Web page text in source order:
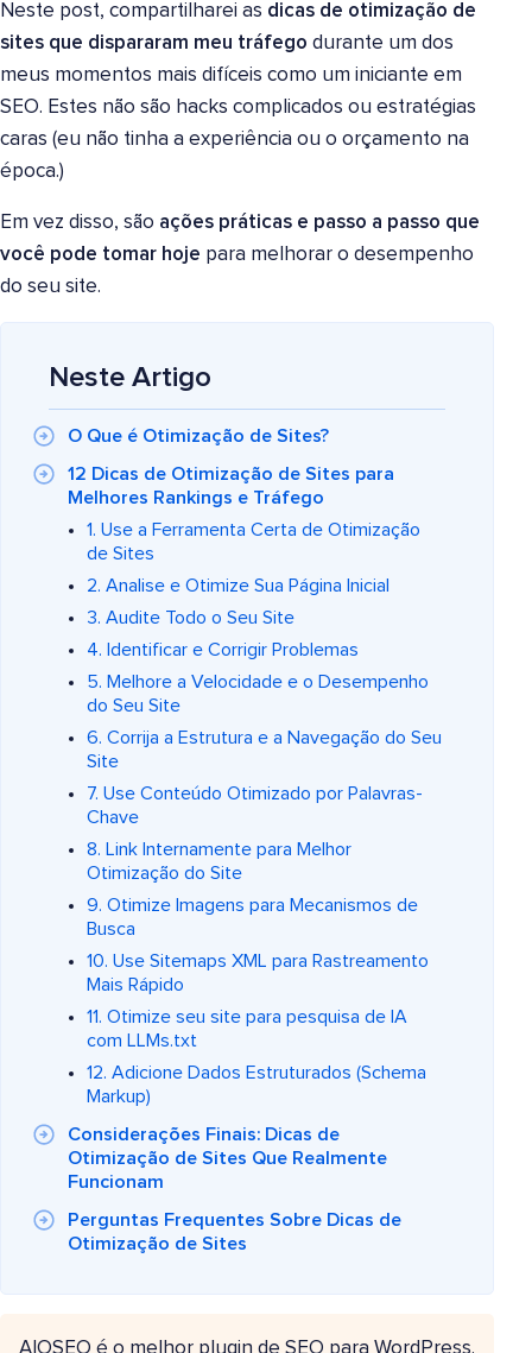
Neste post, compartilharei as dicas de otimização de
sites que dispararam meu tráfego durante um dos
meus momentos mais difíceis como um iniciante em
SEO. Estes não são hacks complicados ou estratégias
caras (eu não tinha a experiência ou o orçamento na
época.)
Em vez disso, são ações práticas e passo a passo que
você pode tomar hoje para melhorar o desempenho
do seu site.
Neste Artigo
O Que é Otimização de Sites?
12 Dicas de Otimização de Sites para
Melhores Rankings e Tráfego
1. Use a Ferramenta Certa de Otimização
de Sites
2. Analise e Otimize Sua Página Inicial
3. Audite Todo o Seu Site
4. Identificar e Corrigir Problemas
5. Melhore a Velocidade e o Desempenho
do Seu Site
6. Corrija a Estrutura e a Navegação do Seu
Site
7. Use Conteúdo Otimizado por Palavras-
Chave
8. Link Internamente para Melhor
Otimização do Site
9. Otimize Imagens para Mecanismos de
Busca
10. Use Sitemaps XML para Rastreamento
Mais Rápido
11. Otimize seu site para pesquisa de IA
com LLMs.txt
12. Adicione Dados Estruturados (Schema
Markup)
Considerações Finais: Dicas de
Otimização de Sites Que Realmente
Funcionam
Perguntas Frequentes Sobre Dicas de
Otimização de Sites